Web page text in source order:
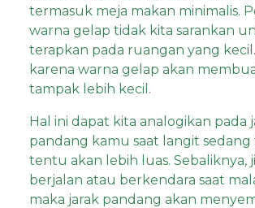
termasuk meja makan minimalis.
warna gelap tidak kita sarankan
terapkan pada ruangan yang
karena warna gelap akan
tampak lebih kecil.
Hal ini dapat kita analogikan pada
pandang kamu saat langit sedang
tentu akan lebih luas. Sebaliknya,
berjalan atau berkendara saat
maka jarak pandang akan